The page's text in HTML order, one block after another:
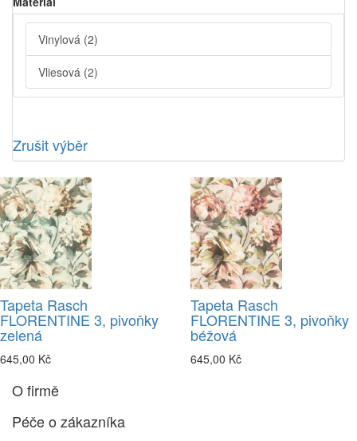
Vinylová (2)
Vliesová (2)
Zrušit výběr
Tapeta Rasch
FLORENTINE 3, pivoňky
zelená
645,00 Kč
Tapeta Rasch
FLORENTINE 3, pivoňky
béžová
645,00 Kč
O firmě
Péče o zákazníka